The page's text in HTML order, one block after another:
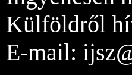
Külföldről
E-mail: